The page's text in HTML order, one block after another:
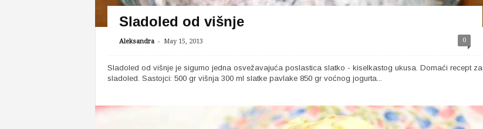
Sladoled od višnje
Aleksandra - May 15, 2013 0
Sladoled od višnje je sigurno jedna osvežavajuća poslastica slatko - kiselkastog ukusa. Domaći recept za
sladoled. Sastojci: 500 gr višnja 300 ml slatke pavlake 850 gr voćnog jogurta...